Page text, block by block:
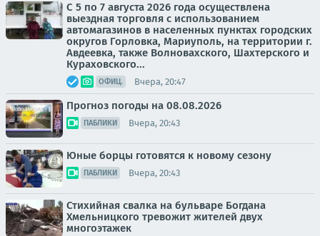
С 5 по 7 августа 2026 года осуществлена
выездная торговля с использованием
автомагазинов в населенных пунктах городских
округов Горловка, Мариуполь, на территории г.
Авдеевка, также Волновахского, Шахтерского и
Кураховского...
ОФИЦ. Вчера, 20:47
Прогноз погоды на 08.08.2026
ПАБЛИКИ Вчера, 20:43
Юные борцы готовятся к новому сезону
ПАБЛИКИ Вчера, 20:43
Стихийная свалка на бульваре Богдана
Хмельницкого тревожит жителей двух
многоэтажек